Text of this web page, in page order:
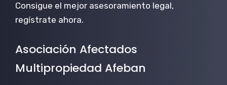
Consigue el mejor asesoramiento legal,
regístrate ahora.
Asociación Afectados
Multipropiedad Afeban